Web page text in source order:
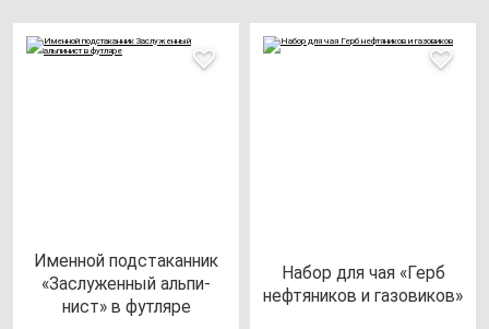
Имен­ной под­ста­кан­ник
«Зас­лу­жен­ный аль­пи­
нист» в фут­ля­ре
Набор для чая «Герб
неф­тя­ни­ков и га­зо­ви­ков»